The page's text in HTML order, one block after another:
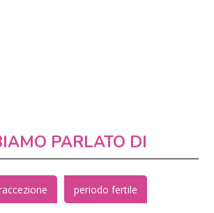
PARLATO DI
periodo fertile